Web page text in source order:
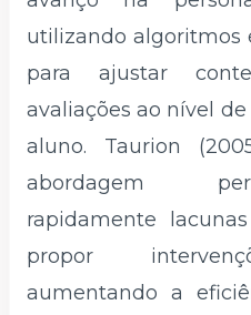
utilizando algoritmos
para ajustar
avaliações ao nível
aluno. Taurion
abordagem
rapidamente
propor
aumentando a